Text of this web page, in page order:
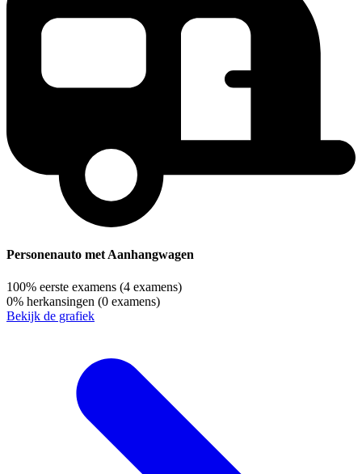
Personenauto met Aanhangwagen
100% eerste examens (4 examens)
0% herkansingen (0 examens)
Bekijk de grafiek